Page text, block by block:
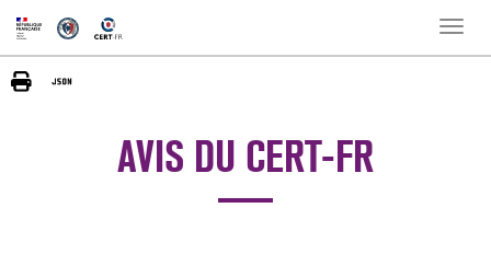
Toggle
AVIS DU CERT-FR